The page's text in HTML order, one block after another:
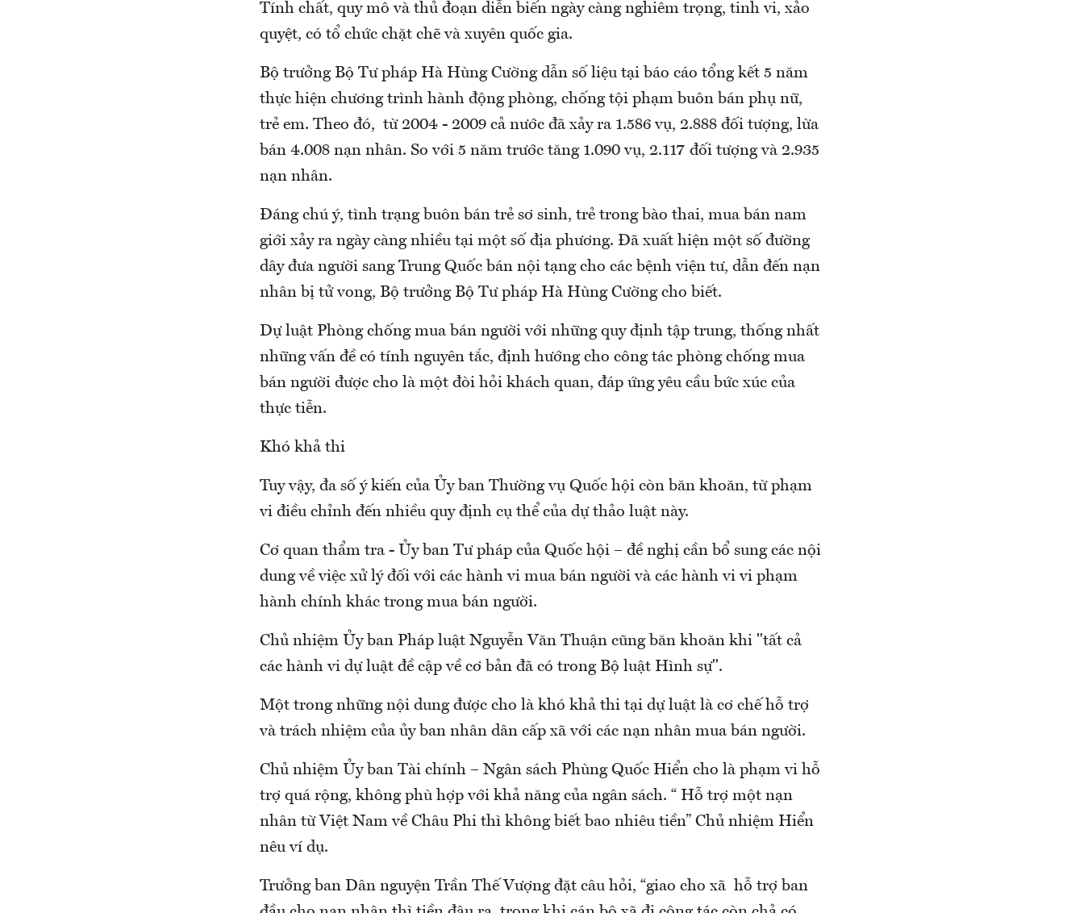
Tính chất, quy mô và thủ đoạn diễn biến ngày càng nghiêm trọng, tinh vi, xảo
quyệt, có tổ chức chặt chẽ và xuyên quốc gia.
Bộ trưởng Bộ Tư pháp Hà Hùng Cường dẫn số liệu tại báo cáo tổng kết 5 năm
thực hiện chương trình hành động phòng, chống tội phạm buôn bán phụ nữ,
trẻ em. Theo đó, từ 2004 - 2009 cả nước đã xảy ra 1.586 vụ, 2.888 đối tượng, lừa
bán 4.008 nạn nhân. So với 5 năm trước tăng 1.090 vụ, 2.117 đối tượng và 2.935
nạn nhân.
Đáng chú ý, tình trạng buôn bán trẻ sơ sinh, trẻ trong bào thai, mua bán nam
giới xảy ra ngày càng nhiều tại một số địa phương. Đã xuất hiện một số đường
dây đưa người sang Trung Quốc bán nội tạng cho các bệnh viện tư, dẫn đến nạn
nhân bị tử vong, Bộ trưởng Bộ Tư pháp Hà Hùng Cường cho biết.
Dự luật Phòng chống mua bán người với những quy định tập trung, thống nhất
những vấn đề có tính nguyên tắc, định hướng cho công tác phòng chống mua
bán người được cho là một đòi hỏi khách quan, đáp ứng yêu cầu bức xúc của
thực tiễn.
Khó khả thi
Tuy vậy, đa số ý kiến của Ủy ban Thường vụ Quốc hội còn băn khoăn, từ phạm
vi điều chỉnh đến nhiều quy định cụ thể của dự thảo luật này.
Cơ quan thẩm tra - Ủy ban Tư pháp của Quốc hội – đề nghị cần bổ sung các nội
dung về việc xử lý đối với các hành vi mua bán người và các hành vi vi phạm
hành chính khác trong mua bán người.
Chủ nhiệm Ủy ban Pháp luật Nguyễn Văn Thuận cũng băn khoăn khi "tất cả
các hành vi dự luật đề cập về cơ bản đã có trong Bộ luật Hình sự".
Một trong những nội dung được cho là khó khả thi tại dự luật là cơ chế hỗ trợ
và trách nhiệm của ủy ban nhân dân cấp xã với các nạn nhân mua bán người.
Chủ nhiệm Ủy ban Tài chính – Ngân sách Phùng Quốc Hiển cho là phạm vi hỗ
trợ quá rộng, không phù hợp với khả năng của ngân sách. “ Hỗ trợ một nạn
nhân từ Việt Nam về Châu Phi thì không biết bao nhiêu tiền” Chủ nhiệm Hiển
nêu ví dụ.
Trưởng ban Dân nguyện Trần Thế Vượng đặt câu hỏi, “giao cho xã hỗ trợ ban